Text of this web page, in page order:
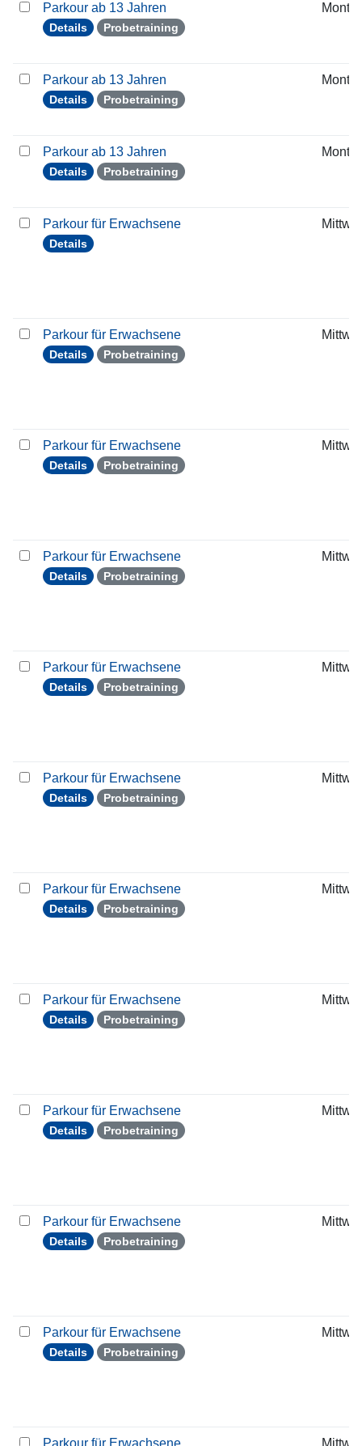
Parkour ab 13 Jahren
Details Probetraining
Parkour ab 13 Jahren
Details Probetraining
Parkour ab 13 Jahren
Details Probetraining
Parkour für Erwachsene
Details
Parkour für Erwachsene
Details Probetraining
Parkour für Erwachsene
Details Probetraining
Parkour für Erwachsene
Details Probetraining
Parkour für Erwachsene
Details Probetraining
Parkour für Erwachsene
Details Probetraining
Parkour für Erwachsene
Details Probetraining
Parkour für Erwachsene
Details Probetraining
Parkour für Erwachsene
Details Probetraining
Parkour für Erwachsene
Details Probetraining
Parkour für Erwachsene
Details Probetraining
Parkour für Erwachsene